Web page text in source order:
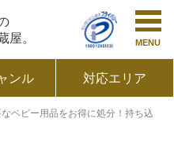
屋。
MENU
ンル 対応エリア
ベビー用品をお得に処分！持ち込